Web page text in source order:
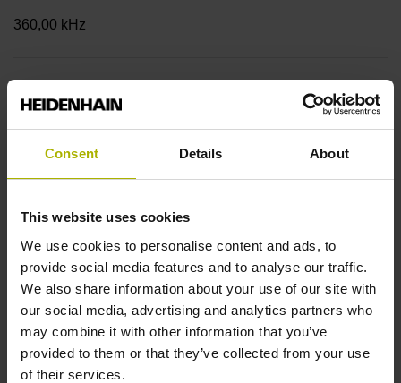
Consent Details About
This website uses cookies
We use cookies to personalise content and ads, to
provide social media features and to analyse our traffic.
We also share information about your use of our site with
our social media, advertising and analytics partners who
may combine it with other information that you’ve
provided to them or that they’ve collected from your use
of their services.
360,00 kHz
5 V (+-10 %)
aktiv low
Kabeltyp
PUR Ø 3,7 mm